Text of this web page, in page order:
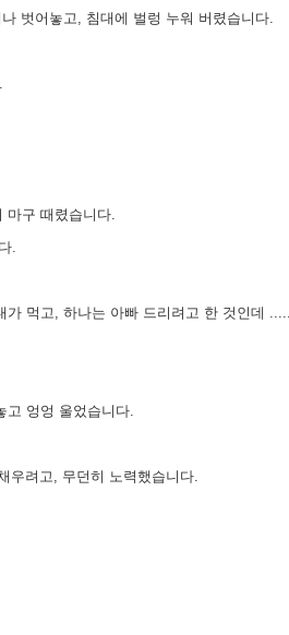
벗어놓고, 침대에 벌렁 누워 버렸습니다.
구 때렸습니다.
.
먹고, 하나는 아빠 드리려고 한 것인데 ......
엉엉 울었습니다.
우려고, 무던히 노력했습니다.